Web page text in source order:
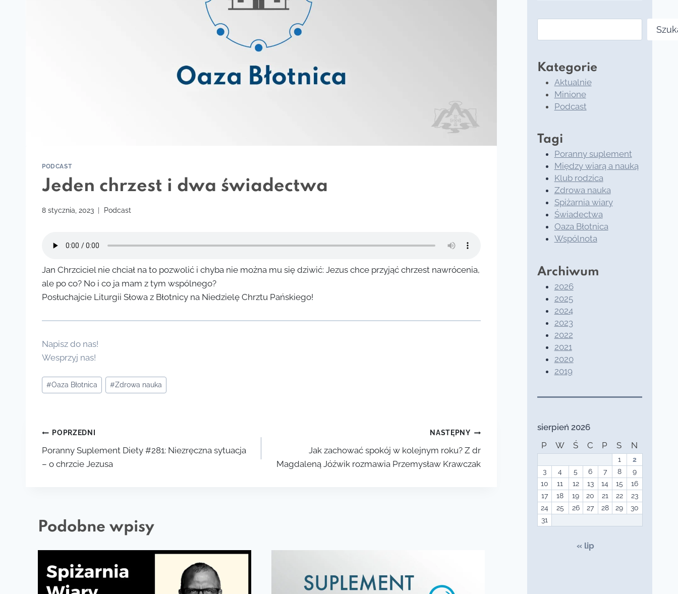
PODCAST
Jeden chrzest i dwa świadectwa
8 stycznia, 2023 Podcast
Jan Chrzciciel nie chciał na to pozwolić i chyba nie można mu się dziwić: Jezus chce przyjąć chrzest nawrócenia,
ale po co? No i co ja mam z tym wspólnego?
Posłuchajcie Liturgii Słowa z Błotnicy na Niedzielę Chrztu Pańskiego!
Napisz do nas!
Wesprzyj nas!
Tagi
wpisu:
#Oaza Błotnica #Zdrowa nauka
Nawigacja
wpisu
POPRZEDNI
Poranny Suplement Diety #281: Niezręczna sytuacja
– o chrzcie Jezusa
NASTĘPNY
Jak zachować spokój w kolejnym roku? Z dr
Magdaleną Jóźwik rozmawia Przemysław Krawczak
Podobne wpisy
Kategorie
Aktualnie
Minione
Podcast
Tagi
Poranny suplement
Między wiarą a nauką
Klub rodzica
Zdrowa nauka
Spiżarnia wiary
Świadectwa
Oaza Błotnica
Wspólnota
Archiwum
2026
2025
2024
2023
2022
2021
2020
2019
sierpień 2026
P
W Ś C P S N
1
2
3
4 5 6 7 8
9
10
11 12 13 14 15
16
17
18 19 20 21 22
23
24
25 26 27 28 29
30
31
« lip